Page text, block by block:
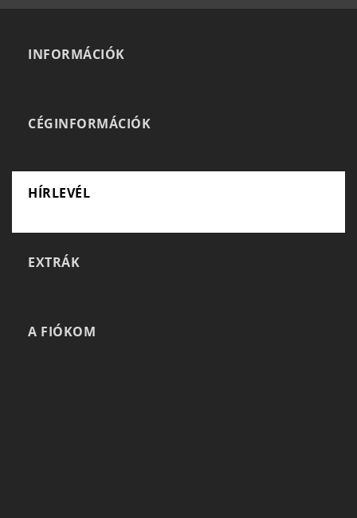
INFORMÁCIÓK
CÉGINFORMÁCIÓK
HÍRLEVÉL
EXTRÁK
A FIÓKOM